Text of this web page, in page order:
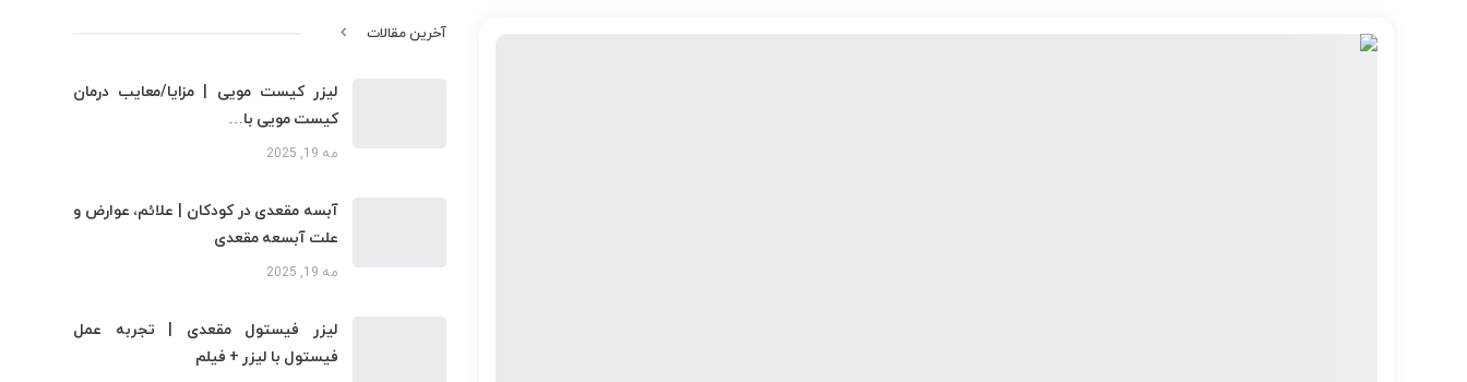
آخرین مقالات
لیزر کیست مویی | مزایا/معایب درمان
کیست مویی با…
مه 19, 2025
آبسه مقعدی در کودکان | علائم، عوارض و
علت آبسعه مقعدی
مه 19, 2025
لیزر فیستول مقعدی | تجربه عمل
فیستول با لیزر + فیلم